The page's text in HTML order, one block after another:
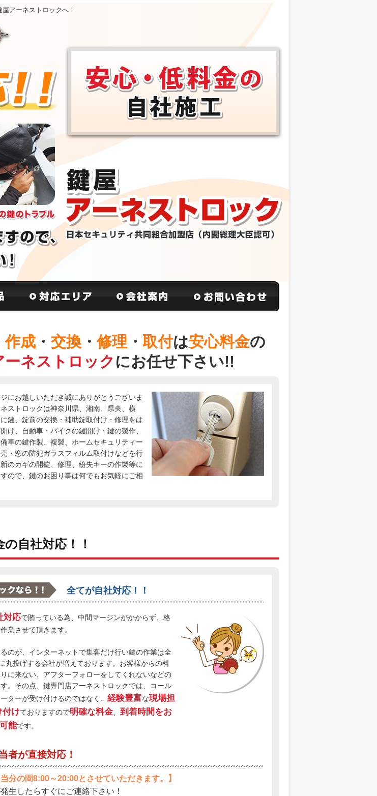
アーネストロックへ！
作成 ・ 交換 ・修理 ・ 取付は安心料金の
ーネストロック にお任せ下さい!!
にお越しいただき誠にありがとうございま
ストロックは神奈川県、湘南、県央、横
鍵、錠前の交換・補助錠取付け・修理をは
け、自動車・バイクの鍵開け・鍵の製作、
車の鍵作製、複製、ホームセキュリティー
・窓の防犯ガラスフィルム取付けなどを行
のカギの開錠、修理、紛失キーの作製等に
ので、鍵のお困り事は何でもお気軽にご相
の自社対応！！
全てが自社対応！！
対応で賄っている為、中間マージンがかからず、格
業させて頂きます。
のが、インターネットで集客だけ行い鍵の作業は全
丸投げする会社が増えております。お客様からの料
に来ない、アフターフォローをしてくれないなどの
。その点、鍵専門店アーネストロックでは、コール
ターが受け付けるのではなく、 経験豊富な現場担
付けておりますので明確な料金
到着時間をお
可能です。
者が直接対応！
分の間8:00～20:00とさせていただきます。】
生したらすぐにご連絡下さい！